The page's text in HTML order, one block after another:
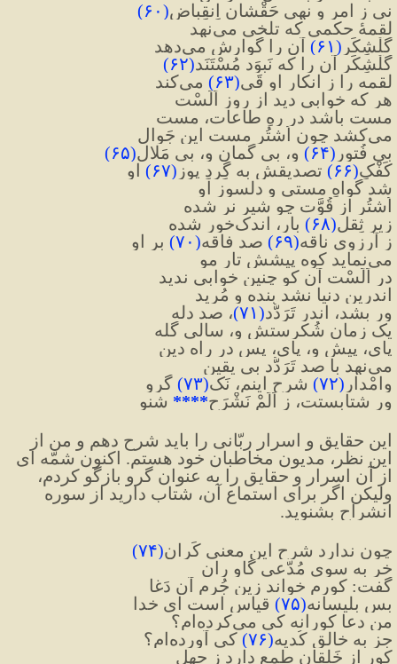
نی ز امر و نهیِ حَقْشان اِنقِباض(۶۰)
لقمهٔ حکمی که تلخی می‌نهد
گُلْشِکَر (۶۱) آن را گوارش می‌دهد
گُلْشِکَر آن را که نَبوَد مُسْتَنَد(۶۲)
لقمه را ز انکارِ او قَی(۶۳) می‌کند
هر که خوابی دید از روزِ اَلَسْت
مست باشد در رهِ طاعات، مست
می‌کشد چون اُشتُرِ مست این جَوال
بی فُتور (۶۴) و، بی گُمان و، بی مَلال(۶۵)
کَفْکِ(۶۶) تصدیقش به گِردِ پوزِ (۶۷) او
شد گواهِ مستی و دلسوزِ او
اُشتُر از قُوَّت چو شیرِ نر شده
زیرِ ثِقلِ(۶۸) بار، اندک‌خور شده
ز آرزوی ناقه(۶۹) صد فاقه(۷۰) بر او
می‌نماید کوه پیشش تار مو
در اَلَسْت آن کو چنین خوابی ندید
اندرین دنیا نشد بنده و مُرید
ور بشد، اندر تَرَدُّد(۷۱)، صد دله
یک زمان شُکرستش و، سالی گله
پای، پیش و، پای، پس در راه دین
می‌نهد با صد تَرَدُّد بی یقین
وامْدارِ (۷۲) شرح اینم، نَک(۷۳) گرو
ور شتابستت، ز اَلَمْ نَشْرَح**** شنو
انشراح بشنوید.
چون ندارد شرحِ این معنی کَران(۷۴)
خر به سوی مُدّعیِ گاو ران
گفت: کورم خواند زین جُرم آن دَغا
بس بلیسانه(۷۵) قیاس است ای خدا
من دعا کورانه کی می‌کرده‌ام؟
جز به خالق کُدیه(۷۶) کی آورده‌ام؟
کور از خَلقان طمع دارد ز جهل